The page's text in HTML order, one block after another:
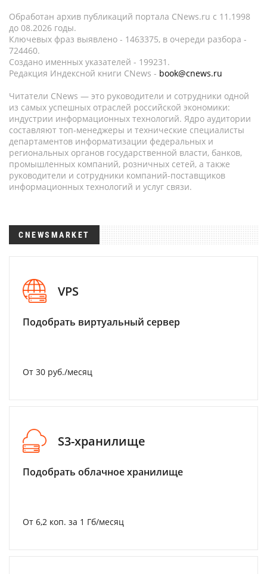
Обработан архив публикаций портала CNews.ru c 11.1998
до 08.2026 годы.
Ключевых фраз выявлено - 1463375, в очереди разбора -
724460.
Создано именных указателей - 199231.
Редакция Индексной книги CNews - book@cnews.ru
Читатели CNews — это руководители и сотрудники одной
из самых успешных отраслей российской экономики:
индустрии информационных технологий. Ядро аудитории
составляют топ-менеджеры и технические специалисты
департаментов информатизации федеральных и
региональных органов государственной власти, банков,
промышленных компаний, розничных сетей, а также
руководители и сотрудники компаний-поставщиков
информационных технологий и услуг связи.
CNEWSMARKET
VPS
Подобрать виртуальный сервер
От 30 руб./месяц
S3-хранилище
Подобрать облачное хранилище
От 6,2 коп. за 1 Гб/месяц